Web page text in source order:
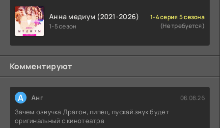
Анна медиум (2021-2026)
1-5 сезон
1-4 серия 5 сезона
(Не требуется)
Комментируют
А Анг 06.08.26
Зачем озвучка Драгон, пипец, пускай звук будет
оригинальный с кинотеатра